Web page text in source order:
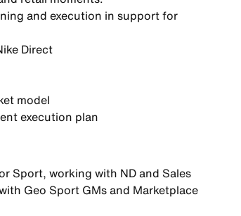
and execution in support for
Direct
model
execution plan
Sport, working with ND and Sales
Geo Sport GMs and Marketplace